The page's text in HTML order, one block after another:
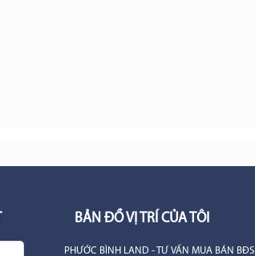
BẢN ĐỒ VỊ TRÍ CỦA TÔI
PHƯỚC BÌNH LAND - TƯ VẤN MUA BÁN BĐS